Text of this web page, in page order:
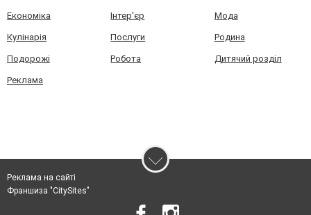
Економіка Інтер'єр Мода
Кулінарія Послуги Родина
Подорожі Робота Дитячий розділ
Реклама
Реклама на сайті
Франшиза "CitySites"